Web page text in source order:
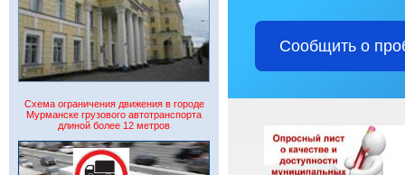
Схема ограничения движения в городе
Мурманске грузового автотранспорта
длиной более 12 метров
Сообщить о